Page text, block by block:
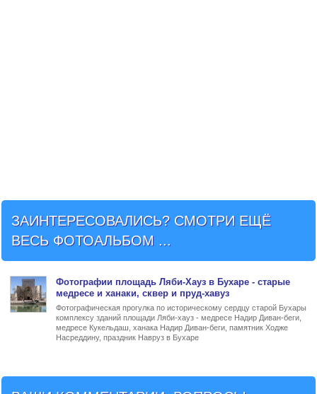
ЗАИНТЕРЕСОВАЛИСЬ? СМОТРИ ЕЩЁ
ВЕСЬ ФОТОАЛЬБОМ ...
Фотографии площадь Ляби-Хауз в Бухаре- старые
медресе и ханаки, сквер и пруд-хавуз
Фотографическая прогулка по историческому сердцу старой Бухары
комплексу зданий площади Ляби-хауз - медресе Надир Диван-беги,
медресе Кукельдаш, ханака Надир Диван-беги, памятник Ходже
Насреддину, праздник Навруз в Бухаре